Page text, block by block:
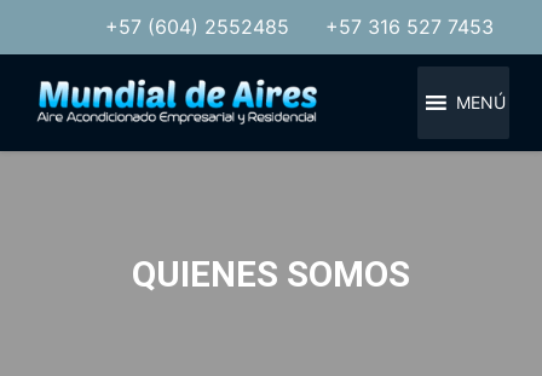
+57 (604) 2552485 +57 316 527 7453
MENÚ
QUIENES SOMOS